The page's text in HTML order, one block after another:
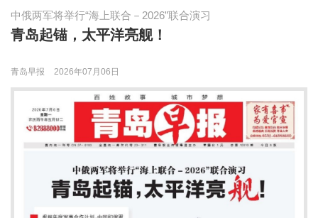
中俄两军将举行“海上联合－2026”联合演习
青岛起锚，太平洋亮舰！
青岛早报 2026年07月06日